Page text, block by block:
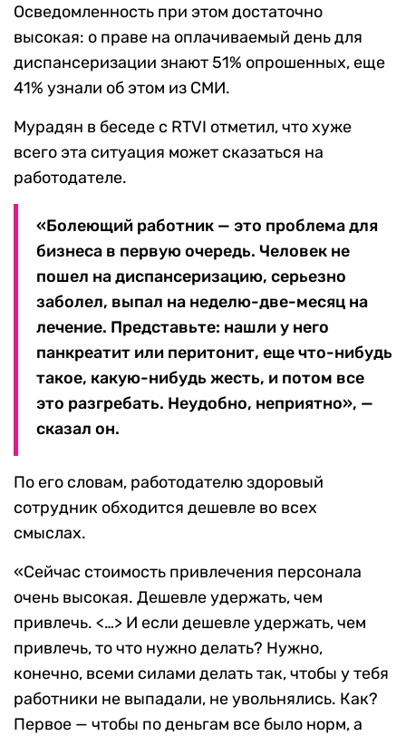
Осведомленность при этом достаточно
высокая: о праве на оплачиваемый день для
диспансеризации знают 51% опрошенных, еще
41% узнали об этом из СМИ.
Мурадян в беседе с RTVI отметил, что хуже
всего эта ситуация может сказаться на
работодателе.
«Болеющий работник — это проблема для
бизнеса в первую очередь. Человек не
пошел на диспансеризацию, серьезно
заболел, выпал на неделю-две-месяц на
лечение. Представьте: нашли у него
панкреатит или перитонит, еще что-нибудь
такое, какую-нибудь жесть, и потом все
это разгребать. Неудобно, неприятно», —
сказал он.
По его словам, работодателю здоровый
сотрудник обходится дешевле во всех
смыслах.
«Сейчас стоимость привлечения персонала
очень высокая. Дешевле удержать, чем
привлечь. <…> И если дешевле удержать, чем
привлечь, то что нужно делать? Нужно,
конечно, всеми силами делать так, чтобы у тебя
работники не выпадали, не увольнялись. Как?
Первое — чтобы по деньгам все было норм, а